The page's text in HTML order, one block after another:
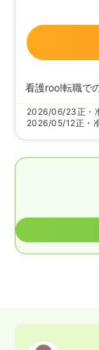
看護roo!転職で
2026/06/23正・
2026/05/12正・